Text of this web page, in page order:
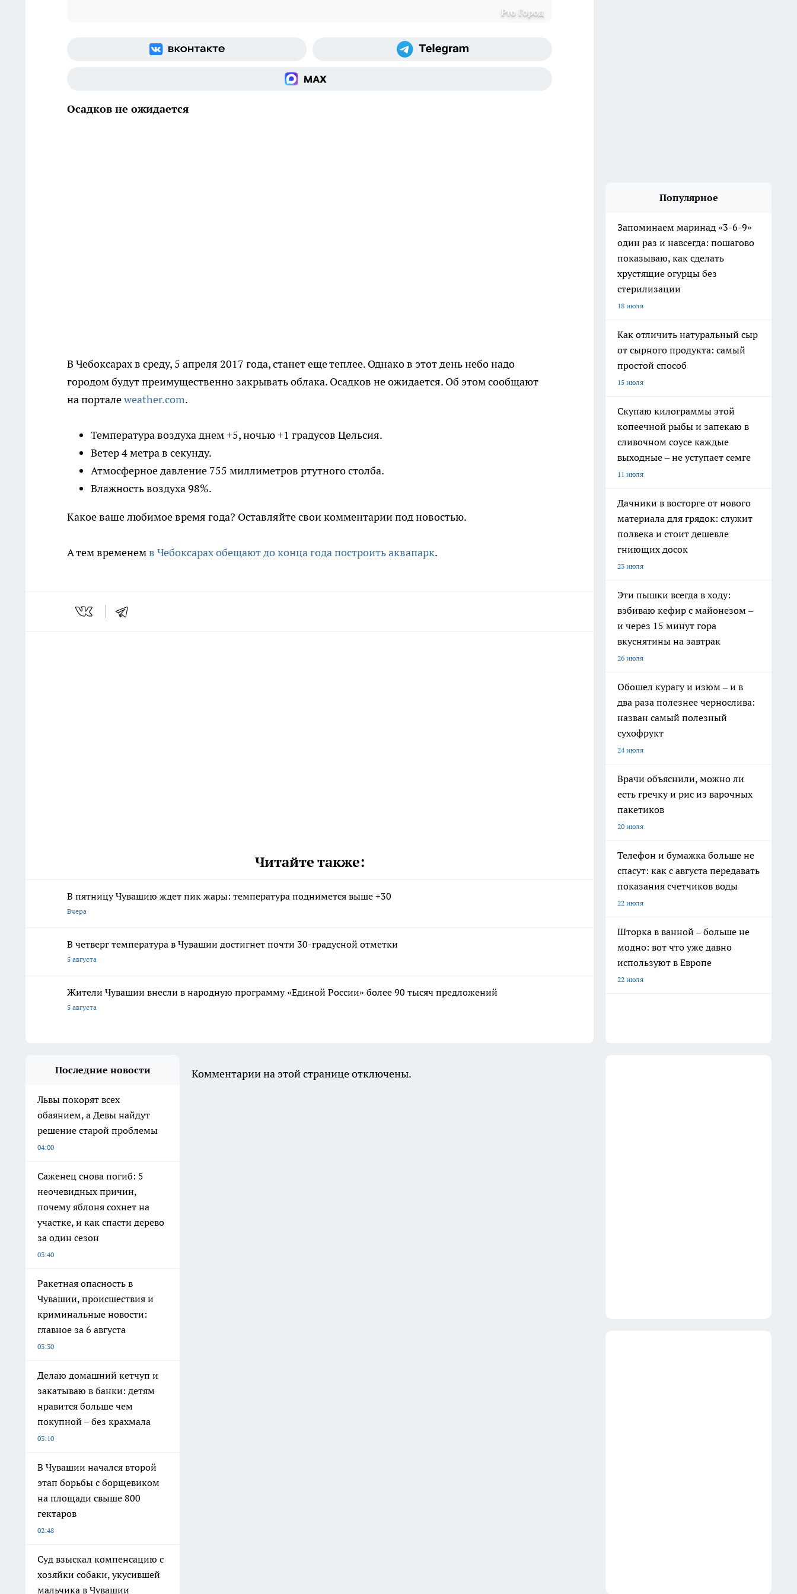
Pro Город
Осадков не ожидается
В Чебоксарах в среду, 5 апреля 2017 года, станет еще теплее. Однако в этот день небо надо
городом будут преимущественно закрывать облака. Осадков не ожидается. Об этом сообщают
на порталеweather.com.
Температура воздуха днем +5, ночью +1 градусов Цельсия.
Ветер 4 метра в секунду.
Атмосферное давление 755 миллиметров ртутного столба.
Влажность воздуха 98%.
Какое ваше любимое время года? Оставляйте свои комментарии под новостью.
А тем временемв Чебоксарах обещают до конца года построить аквапарк.
Читайте также:
В пятницу Чувашию ждет пик жары: температура поднимется выше +30
Вчера
В четверг температура в Чувашии достигнет почти 30-градусной отметки
5 августа
Жители Чувашии внесли в народную программу «Единой России» более 90 тысяч предложений
5 августа
Популярное
Запоминаем маринад «3-6-9»
один раз и навсегда: пошагово
показываю, как сделать
хрустящие огурцы без
стерилизации
18 июля
Как отличить натуральный сыр
от сырного продукта: самый
простой способ
15 июля
Скупаю килограммы этой
копеечной рыбы и запекаю в
сливочном соусе каждые
выходные – не уступает семге
11 июля
Дачники в восторге от нового
материала для грядок: служит
полвека и стоит дешевле
гниющих досок
23 июля
Эти пышки всегда в ходу:
взбиваю кефир с майонезом –
и через 15 минут гора
вкуснятины на завтрак
26 июля
Обошел курагу и изюм – и в
два раза полезнее чернослива:
назван самый полезный
сухофрукт
24 июля
Врачи объяснили, можно ли
есть гречку и рис из варочных
пакетиков
20 июля
Телефон и бумажка больше не
спасут: как с августа передавать
показания счетчиков воды
22 июля
Шторка в ванной – больше не
модно: вот что уже давно
используют в Европе
22 июля
Последние новости
Львы покорят всех
обаянием, а Девы найдут
решение старой проблемы
04:00
Саженец снова погиб: 5
неочевидных причин,
почему яблоня сохнет на
участке, и как спасти дерево
за один сезон
03:40
Ракетная опасность в
Чувашии, происшествия и
криминальные новости:
главное за 6 августа
03:30
Делаю домашний кетчуп и
закатываю в банки: детям
нравится больше чем
покупной – без крахмала
03:10
В Чувашии начался второй
этап борьбы с борщевиком
на площади свыше 800
гектаров
02:48
Суд взыскал компенсацию с
хозяйки собаки, укусившей
мальчика в Чувашии
Комментарии на этой странице отключены.